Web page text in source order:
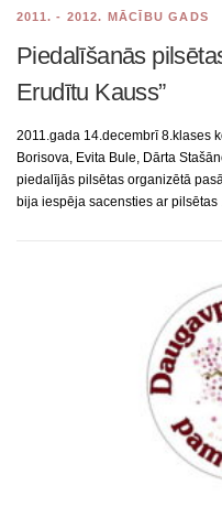
2011. - 2012. MĀCĪBU GADS
Piedalīšanās
Erudītu Kauss”
2011.gada 14.decembrī 8.klases
Borisova, Evita Bule, Dārta
piedalījās pilsētas organizētā
bija iespēja sacensties ar